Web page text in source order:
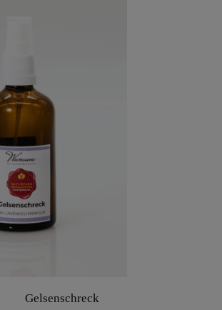
Gelsenschreck